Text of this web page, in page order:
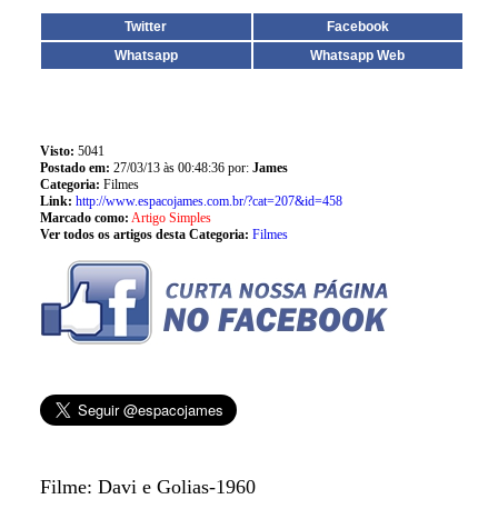
Twitter
Facebook
Whatsapp
Whatsapp Web
Visto: 5041
Postado em: 27/03/13 às 00:48:36 por: James
Categoria: Filmes
Link: http://www.espacojames.com.br/?cat=207&id=458
Marcado como: Artigo Simples
Ver todos os artigos desta Categoria: Filmes
Filme: Davi e Golias-1960